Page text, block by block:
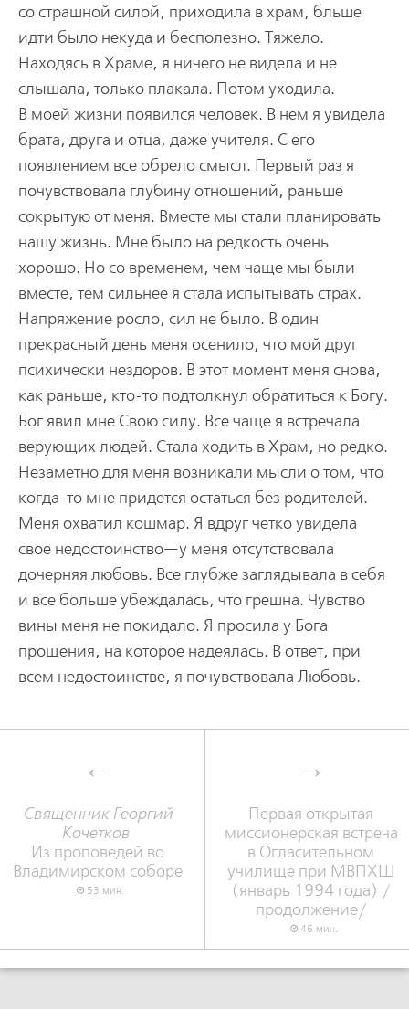
со страшной силой, приходила в храм, бльше
идти было некуда и бесполезно. Тяжело.
Находясь в Храме, я ничего не видела и не
слышала, только плакала. Потом уходила.
В моей жизни появился человек. В нем я увидела
брата, друга и отца, даже учителя. С его
появлением все обрело смысл. Первый раз я
почувствовала глубину отношений, раньше
сокрытую от меня. Вместе мы стали планировать
нашу жизнь. Мне было на редкость очень
хорошо. Но со временем, чем чаще мы были
вместе, тем сильнее я стала испытывать страх.
Напряжение росло, сил не было. В один
прекрасный день меня осенило, что мой друг
психически нездоров. В этот момент меня снова,
как раньше, кто-то подтолкнул обратиться к Богу.
Бог явил мне Свою силу. Все чаще я встречала
верующих людей. Стала ходить в Храм, но редко.
Незаметно для меня возникали мысли о том, что
когда-то мне придется остаться без родителей.
Меня охватил кошмар. Я вдруг четко увидела
свое недостоинство—у меня отсутствовала
дочерняя любовь. Все глубже заглядывала в себя
и все больше убеждалась, что грешна. Чувство
вины меня не покидало. Я просила у Бога
прощения, на которое надеялась. В ответ, при
всем недостоинстве, я почувствовала Любовь.
Священник Георгий
Кочетков
Из проповедей во
Владимирском соборе
53 мин.
Первая открытая
миссионерская встреча
в Огласительном
училище при МВПХШ
(январь 1994 года) /
продолжение/
46 мин.